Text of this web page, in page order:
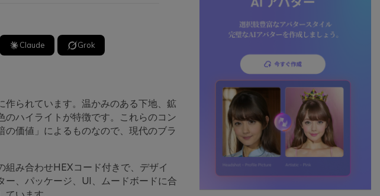
Claude Grok
作られています。温かみのある下地、鉱
ハイライトが特徴です。これらのコン
の価値」によるものなので、現代のブラ
組み合わせHEXコード付きで、デザイ
ー、パッケージ、UI、ムードボードに合